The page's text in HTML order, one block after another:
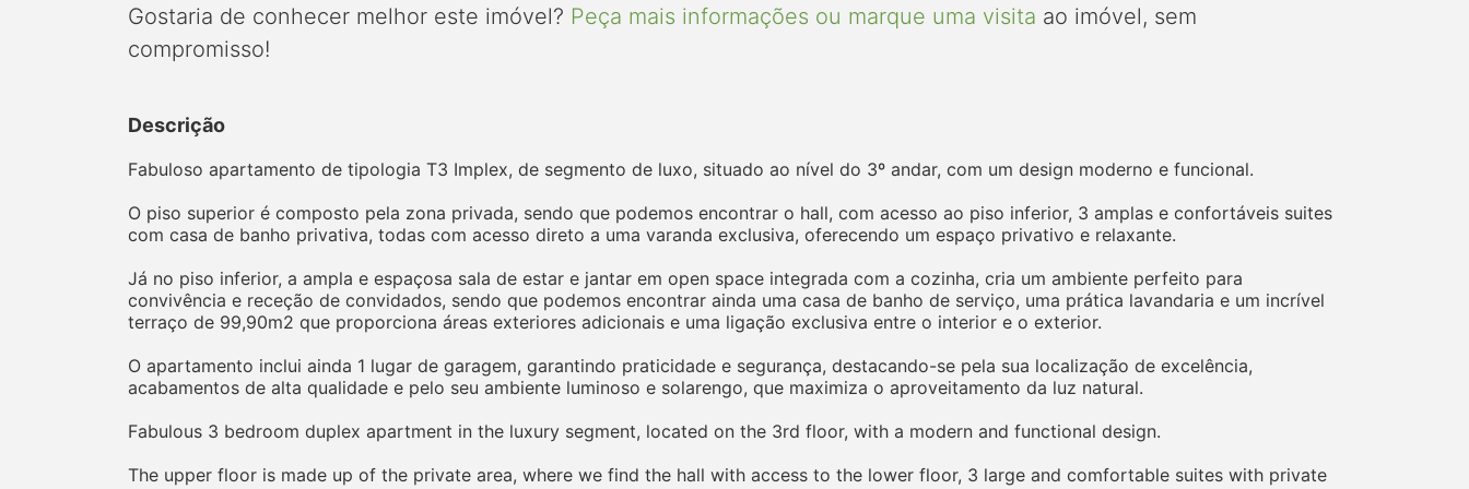
Gostaria de conhecer melhor este imóvel? Peça mais informações ou marque uma visita ao imóvel, sem
compromisso!
Descrição
Fabuloso apartamento de tipologia T3 Implex, de segmento de luxo, situado ao nível do 3º andar, com um design moderno e funcional.
O piso superior é composto pela zona privada, sendo que podemos encontrar o hall, com acesso ao piso inferior, 3 amplas e confortáveis suites
com casa de banho privativa, todas com acesso direto a uma varanda exclusiva, oferecendo um espaço privativo e relaxante.
Já no piso inferior, a ampla e espaçosa sala de estar e jantar em open space integrada com a cozinha, cria um ambiente perfeito para
convivência e receção de convidados, sendo que podemos encontrar ainda uma casa de banho de serviço, uma prática lavandaria e um incrível
terraço de 99,90m2 que proporciona áreas exteriores adicionais e uma ligação exclusiva entre o interior e o exterior.
O apartamento inclui ainda 1 lugar de garagem, garantindo praticidade e segurança, destacando-se pela sua localização de excelência,
acabamentos de alta qualidade e pelo seu ambiente luminoso e solarengo, que maximiza o aproveitamento da luz natural.
Fabulous 3 bedroom duplex apartment in the luxury segment, located on the 3rd floor, with a modern and functional design.
The upper floor is made up of the private area, where we find the hall with access to the lower floor, 3 large and comfortable suites with private